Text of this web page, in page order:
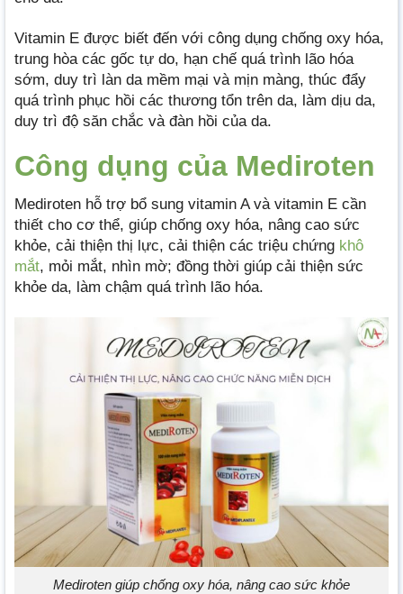
Vitamin E được biết đến với công dụng chống oxy hóa,
trung hòa các gốc tự do, hạn chế quá trình lão hóa
sớm, duy trì làn da mềm mại và mịn màng, thúc đẩy
quá trình phục hồi các thương tổn trên da, làm dịu da,
duy trì độ săn chắc và đàn hồi của da.
Công dụng của Mediroten
Mediroten hỗ trợ bổ sung vitamin A và vitamin E cần
thiết cho cơ thể, giúp chống oxy hóa, nâng cao sức
khỏe, cải thiện thị lực, cải thiện các triệu chứng khô
mắt, mỏi mắt, nhìn mờ; đồng thời giúp cải thiện sức
khỏe da, làm chậm quá trình lão hóa.
Mediroten giúp chống oxy hóa, nâng cao sức khỏe